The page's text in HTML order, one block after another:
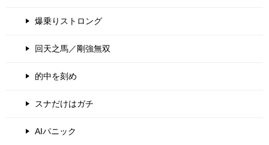
爆乗りストロング
回天之馬／剛強無双
的中を刻め
スナだけはガチ
AIパニック